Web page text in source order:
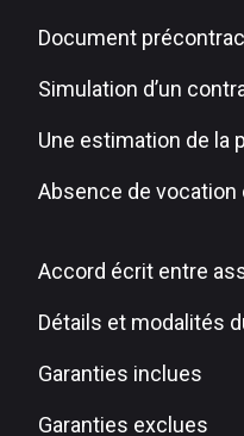
Document
Simulation d’un
Une estimation de la
Absence de
Accord écrit entre
Détails et modalités
Garanties inclues
Garanties exclues